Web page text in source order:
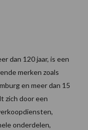
dan 120 jaar, is een
merken zoals
en meer dan 15
zich door een
onderdelen,